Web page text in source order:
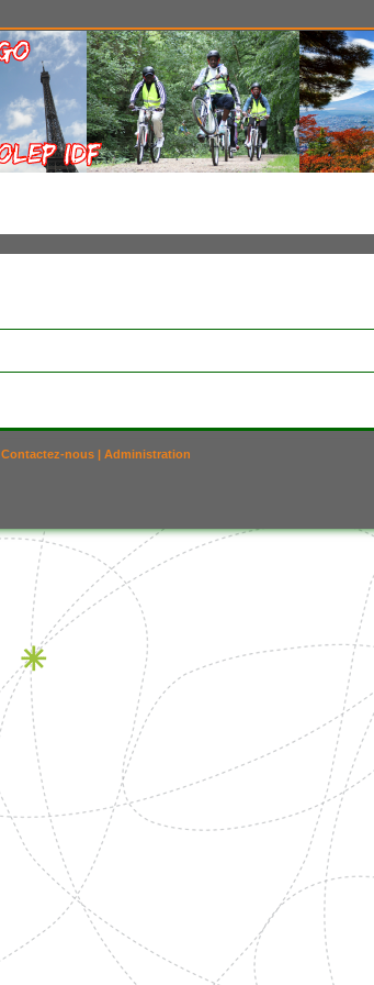
Contactez-nous | Administration